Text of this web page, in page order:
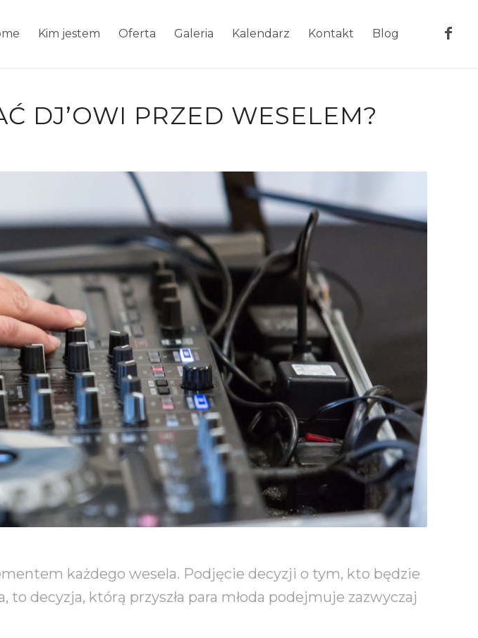
Kim jestem Oferta Galeria Kalendarz Kontakt Blog
DJ’OWI PRZED WESELEM?
każdego wesela. Podjęcie decyzji o tym, kto będzie
decyzja, którą przyszła para młoda podejmuje zazwyczaj